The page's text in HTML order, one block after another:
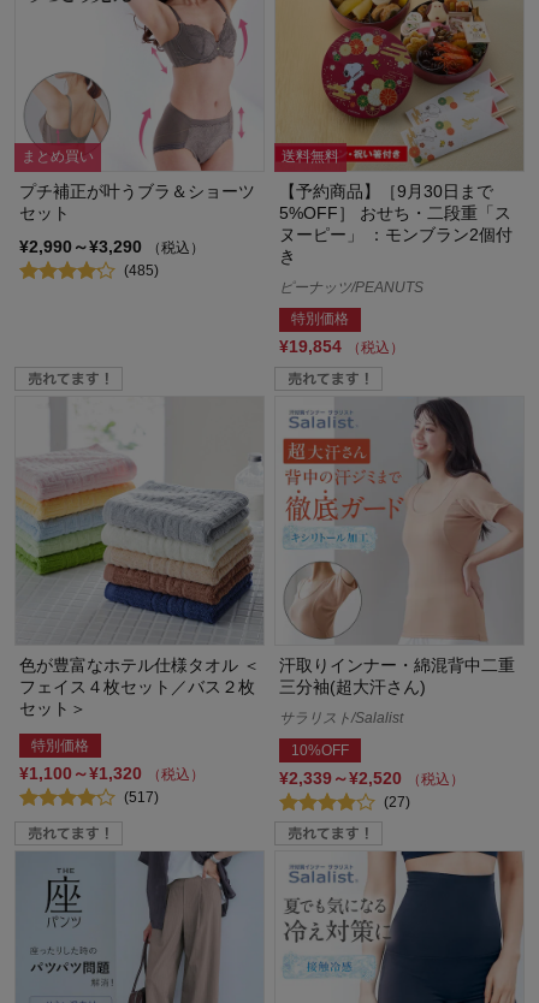
まとめ買い
プチ補正が叶うブラ＆ショーツ
セット
¥2,990～¥3,290
（税込）
(485)
送料無料
【予約商品】［9月30日まで
5%OFF］ おせち・二段重「ス
ヌーピー」 ：モンブラン2個付
き
ピーナッツ/PEANUTS
特別価格
¥19,854 （税込）
色が豊富なホテル仕様タオル ＜
フェイス４枚セット／バス２枚
セット＞
特別価格
¥1,100～¥1,320
（税込）
(517)
汗取りインナー・綿混背中二重
三分袖(超大汗さん)
サラリスト/Salalist
10%OFF
¥2,339～¥2,520
（税込）
(27)